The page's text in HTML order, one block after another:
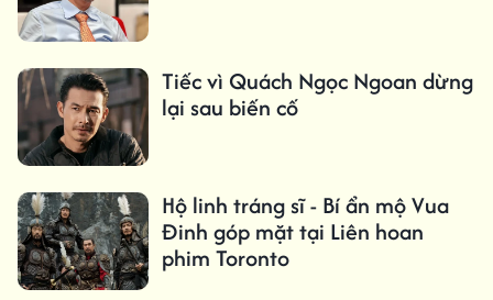
Tiếc vì Quách Ngọc Ngoan dừng
lại sau biến cố
Hộ linh tráng sĩ - Bí ẩn mộ Vua
Đinh góp mặt tại Liên hoan
phim Toronto